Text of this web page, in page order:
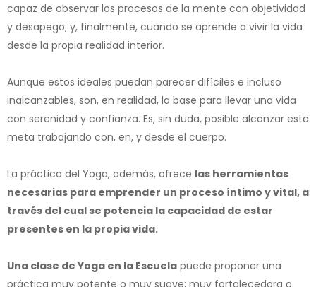
capaz de observar los procesos de la mente con objetividad
y desapego; y, finalmente, cuando se aprende a vivir la vida
desde la propia realidad interior.
Aunque estos ideales puedan parecer difíciles e incluso
inalcanzables, son, en realidad, la base para llevar una vida
con serenidad y confianza. Es, sin duda, posible alcanzar esta
meta trabajando con, en, y desde el cuerpo.
La práctica del Yoga, además, ofrece las herramientas
necesarias para emprender un proceso íntimo y vital, a
través del cual se potencia la capacidad de estar
presentes en la propia vida.
Una clase de Yoga en la Escuela puede proponer una
práctica muy potente o muy suave; muy fortalecedora o